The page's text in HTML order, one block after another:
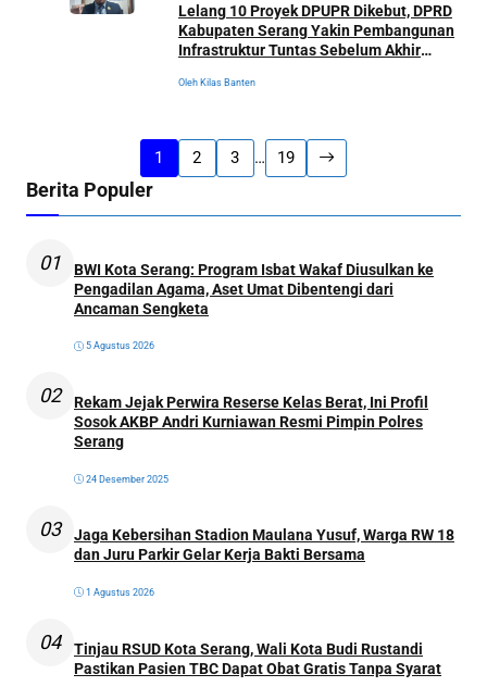
Lelang 10 Proyek DPUPR Dikebut, DPRD
Kabupaten Serang Yakin Pembangunan
Infrastruktur Tuntas Sebelum Akhir
Oleh Kilas Banten
1 2 3 … 19
Berita Populer
01
BWI Kota Serang: Program Isbat Wakaf Diusulkan ke
Pengadilan Agama, Aset Umat Dibentengi dari
Ancaman Sengketa
5 Agustus 2026
02
Rekam Jejak Perwira Reserse Kelas Berat, Ini Profil
Sosok AKBP Andri Kurniawan Resmi Pimpin Polres
Serang
24 Desember 2025
03
Jaga Kebersihan Stadion Maulana Yusuf, Warga RW 18
dan Juru Parkir Gelar Kerja Bakti Bersama
1 Agustus 2026
04
Tinjau RSUD Kota Serang, Wali Kota Budi Rustandi
Pastikan Pasien TBC Dapat Obat Gratis Tanpa Syarat